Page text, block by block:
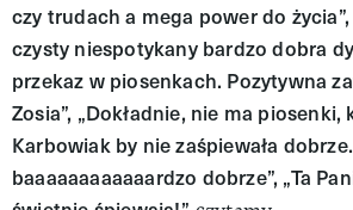
czy trudach a mega power do
czysty niespotykany bardzo dobra
przekaz w piosenkach. Pozytywna
Zosia”, „Dokładnie, nie ma piosenki,
Karbowiak by nie zaśpiewała
baaaaaaaaaaaardzo dobrze”, „Ta